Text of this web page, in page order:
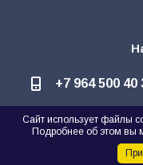
+7 964 500 40
Сайт использует файлы
Подробнее об этом вы